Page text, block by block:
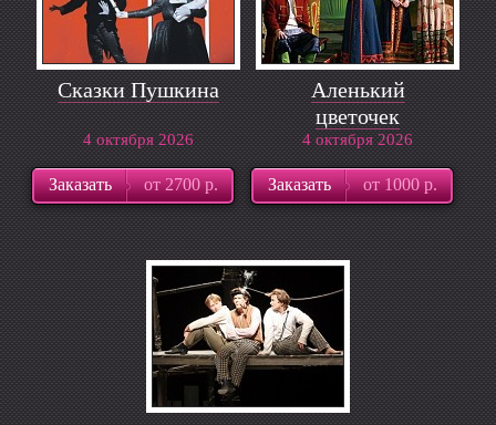
Сказки Пушкина
4 октября 2026
Заказать от 2700 р.
Аленький
цветочек
4 октября 2026
Заказать от 1000 р.